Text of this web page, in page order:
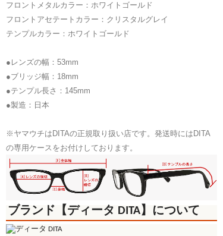
フロントメタルカラー：ホワイトゴールド
フロントアセテートカラー：クリスタルグレイ
テンプルカラー：ホワイトゴールド
●レンズの幅：53mm
●ブリッジ幅：18mm
●テンプル長さ：145mm
●製造：日本
※ヤマウチはDITAの正規取り扱い店です。発送時にはDITA
の専用ケースをお付けしております。
ブランド【ディータ DITA】について